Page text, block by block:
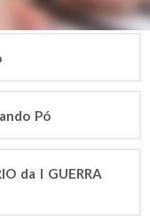
Pó
da I GUERRA